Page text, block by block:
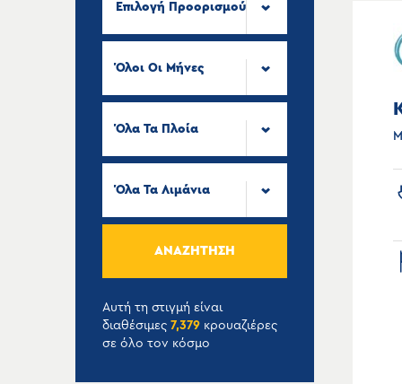
Επιλογή Προορισμού
Όλοι Οι Μήνες
Όλα Τα Πλοία
Όλα Τα Λιμάνια
ΑΝΑΖΉΤΗΣΗ
Αυτή τη στιγμή είναι
διαθέσιμες 7,379 κρουαζιέρες
σε όλο τον κόσμο